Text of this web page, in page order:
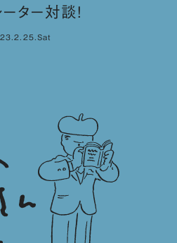
ーター対談！